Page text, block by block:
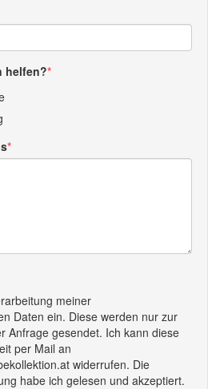
helfen?
meiner
Daten ein. Diese werden nur zur
Anfrage gesendet. Ich kann diese
per Mail an
widerrufen. Die
habe ich gelesen und akzeptiert.